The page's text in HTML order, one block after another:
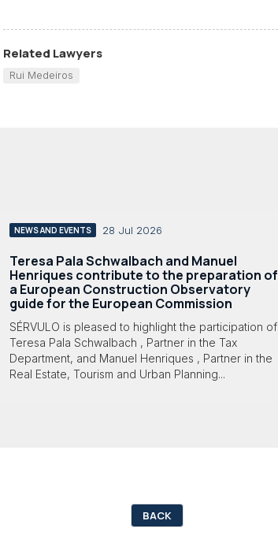
Related Lawyers
Rui Medeiros
NEWS AND EVENTS 28 Jul 2026
Teresa Pala Schwalbach and Manuel
Henriques contribute to the preparation of
a European Construction Observatory
guide for the European Commission
SÉRVULO is pleased to highlight the participation of
Teresa Pala Schwalbach , Partner in the Tax
Department, and Manuel Henriques , Partner in the
Real Estate, Tourism and Urban Planning...
BACK